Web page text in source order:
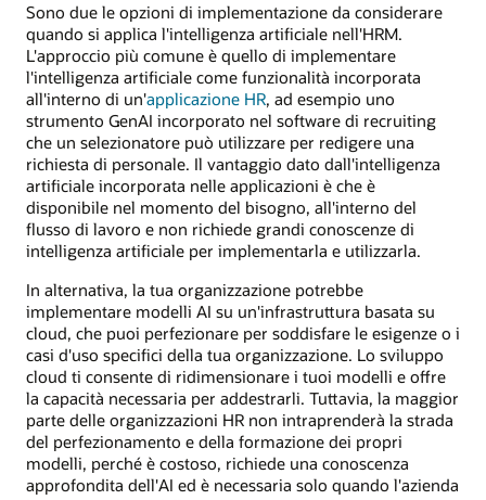
Sono due le opzioni di implementazione da considerare
quando si applica l'intelligenza artificiale nell'HRM.
L'approccio più comune è quello di implementare
l'intelligenza artificiale come funzionalità incorporata
all'interno di un'applicazione HR, ad esempio uno
strumento GenAI incorporato nel software di recruiting
che un selezionatore può utilizzare per redigere una
richiesta di personale. Il vantaggio dato dall'intelligenza
artificiale incorporata nelle applicazioni è che è
disponibile nel momento del bisogno, all'interno del
flusso di lavoro e non richiede grandi conoscenze di
intelligenza artificiale per implementarla e utilizzarla.
In alternativa, la tua organizzazione potrebbe
implementare modelli AI su un'infrastruttura basata su
cloud, che puoi perfezionare per soddisfare le esigenze o i
casi d'uso specifici della tua organizzazione. Lo sviluppo
cloud ti consente di ridimensionare i tuoi modelli e offre
la capacità necessaria per addestrarli. Tuttavia, la maggior
parte delle organizzazioni HR non intraprenderà la strada
del perfezionamento e della formazione dei propri
modelli, perché è costoso, richiede una conoscenza
approfondita dell'AI ed è necessaria solo quando l'azienda